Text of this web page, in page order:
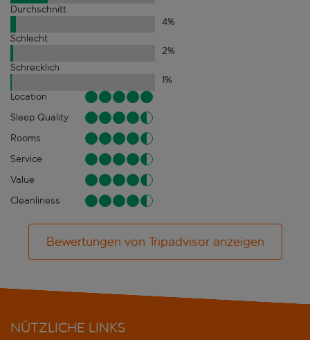
Durchschnitt
4%
Schlecht
2%
Schrecklich
1%
Location
Sleep Quality
Rooms
Service
Value
Cleanliness
Bewertungen von Tripadvisor anzeigen
NÜTZLICHE LINKS